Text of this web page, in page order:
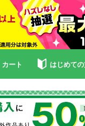
カート はじめて